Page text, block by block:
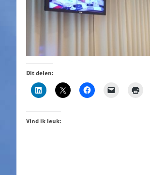
Dit delen:
Vind ik leuk: